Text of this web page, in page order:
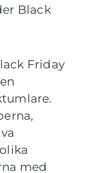
Black
Friday
med